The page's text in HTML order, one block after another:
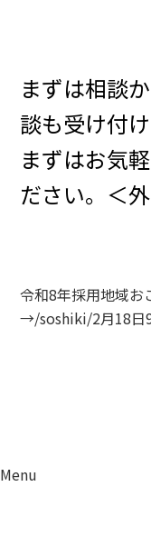
まずは相談
談も受け付
まずはお気
ださい。 ＜
令和8年採用地域お
→/soshiki/2月18
Menu